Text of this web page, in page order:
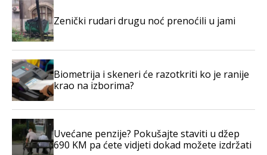
Zenički rudari drugu noć prenoćili u jami
Biometrija i skeneri će razotkriti ko je ranije
krao na izborima?
Uvećane penzije? Pokušajte staviti u džep
690 KM pa ćete vidjeti dokad možete izdržati